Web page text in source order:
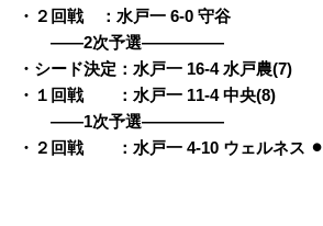
・２回戦 ：水戸一 6-0 守谷
——2次予選—————
・シード決定：水戸一 16-4 水戸農(7)
・１回戦 ：水戸一 11-4 中央(8)
——1次予選—————
・２回戦 ：水戸一 4-10 ウェルネス ⚫︎